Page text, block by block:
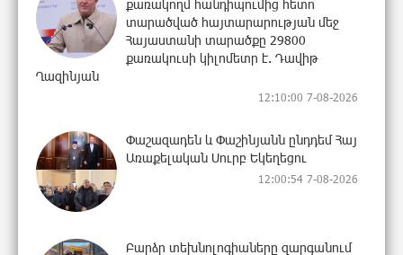
քառակողմ հանդիպումից հետո
տարածված հայտարարության մեջ
Հայաստանի տարածքը 29800
քառակուսի կիլոմետր է. Դավիթ
Ղազինյան
12:10:00 7-08-2026
Փաշազադեն և Փաշինյանն ընդդեմ Հայ
Առաքելական Սուրբ Եկեղեցու
12:00:54 7-08-2026
Բարձր տեխնոլոգիաները զարգանում